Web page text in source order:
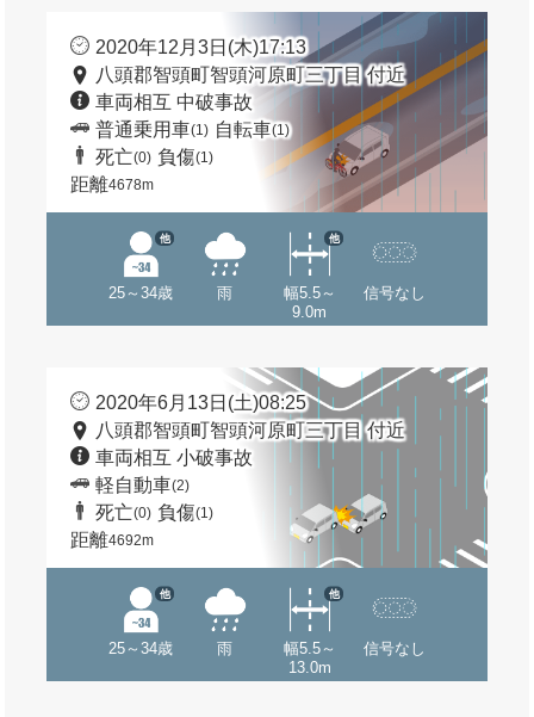
2020年12月3日(木)17:13
八頭郡智頭町智頭河原町三丁目 付近
車両相互 中破事故
普通乗用車(1) 自転車(1)
死亡(0) 負傷(1)
距離4678m
25～34歳
他
雨
幅5.5～
9.0m
他
信号なし
2020年6月13日(土)08:25
八頭郡智頭町智頭河原町三丁目 付近
車両相互 小破事故
軽自動車(2)
死亡(0) 負傷(1)
距離4692m
25～34歳
他
雨
幅5.5～
13.0m
他
信号なし